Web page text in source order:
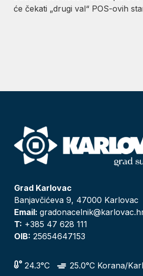
će čekati „drugi val“ POS-ovih
Grad Karlovac
Banjavčićeva 9, 47000 Karlovac
Email:
T: +385 47 628 111
OIB: 25654647153
24.3°C
25.0°C Korana/